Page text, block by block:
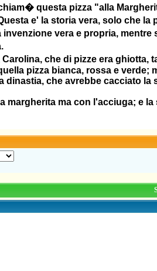
questa pizza "alla
e' la storia vera, solo che la
vera e propria,
che di pizze era ghiotta,
pizza bianca, rossa e verde;
che avrebbe cacciato la
margherita ma con l'acciuga; e la